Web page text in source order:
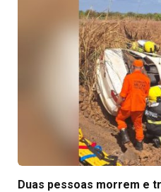
Duas pessoas morrem e